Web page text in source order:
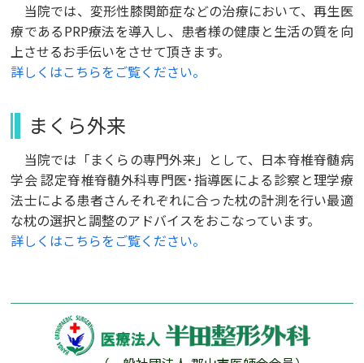
当院では、変形性膝関節症などの治療において、再生医
療であるPRP療法を導入し、患者様の健康と生活の質を向
上させるお手伝いをさせて頂きます。
詳しくはこちらをご覧ください。
まくら外来
当院では「まくらの専門外来」として、日本脊椎脊髄病
学会 認定脊椎脊髄外科専門医･指導医による診察と理学療
法士による患者さんそれぞれに合った枕の計測を行い最適
な枕の選択と調整のアドバイスをおこなっています。
詳しくはこちらをご覧ください。